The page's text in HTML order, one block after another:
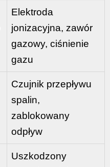
Elektroda
jonizacyjna, zawór
gazowy, ciśnienie
gazu
Czujnik przepływu
spalin,
zablokowany
odpływ
Uszkodzony